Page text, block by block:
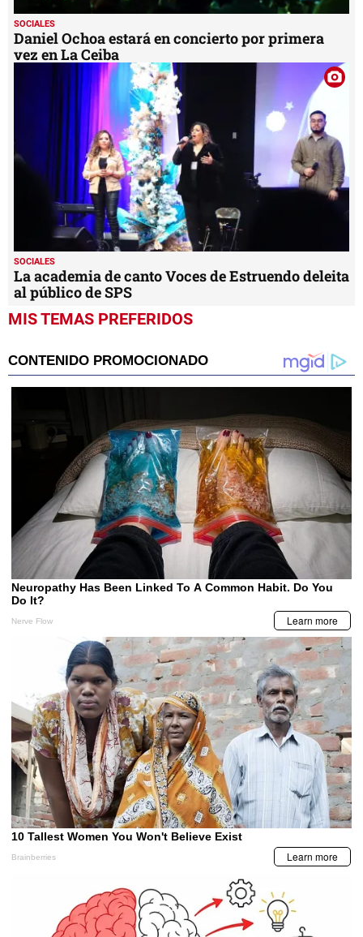
SOCIALES
Daniel Ochoa estará en concierto por primera
vez en La Ceiba
SOCIALES
La academia de canto Voces de Estruendo deleita
al público de SPS
MIS TEMAS PREFERIDOS